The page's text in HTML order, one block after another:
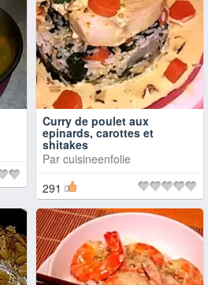
Curry de poulet aux
epinards, carottes et
shitakes
Par cuisineenfolie
291